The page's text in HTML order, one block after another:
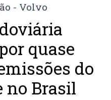
quase
do
no Brasil